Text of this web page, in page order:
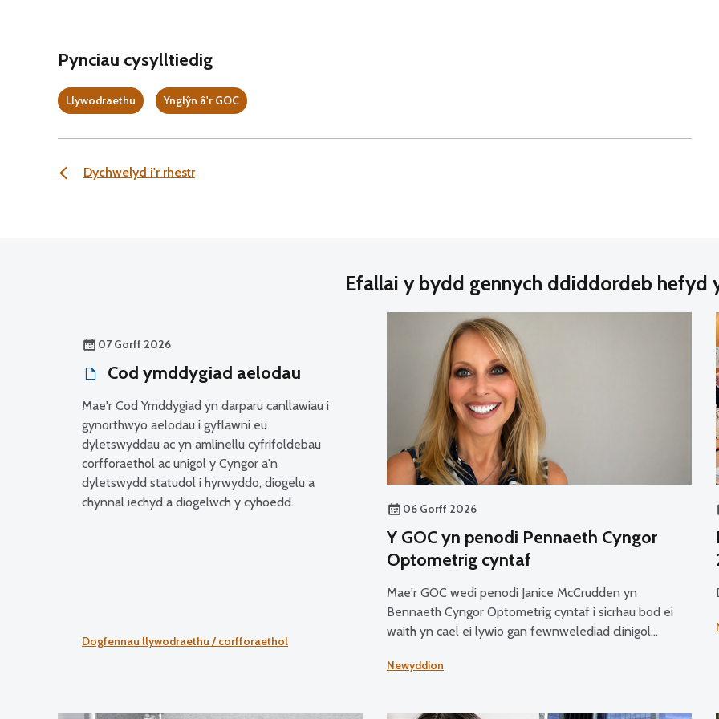
Pynciau cysylltiedig
Llywodraethu Ynglŷn â'r GOC
Dychwelyd i'r rhestr
Efallai y bydd gennych ddiddordeb hefyd
07 Gorff 2026
Cod ymddygiad aelodau
Mae'r Cod Ymddygiad yn darparu canllawiau i
gynorthwyo aelodau i gyflawni eu
dyletswyddau ac yn amlinellu cyfrifoldebau
corfforaethol ac unigol y Cyngor a'n
dyletswydd statudol i hyrwyddo, diogelu a
chynnal iechyd a diogelwch y cyhoedd.
Dogfennau llywodraethu / corfforaethol
06 Gorff 2026
Y GOC yn penodi Pennaeth Cyngor
Optometrig cyntaf
Mae'r GOC wedi penodi Janice McCrudden yn
Bennaeth Cyngor Optometrig cyntaf i sicrhau bod ei
waith yn cael ei lywio gan fewnwelediad clinigol
proffesiynol ar draws ei swyddogaethau craidd.
Newyddion